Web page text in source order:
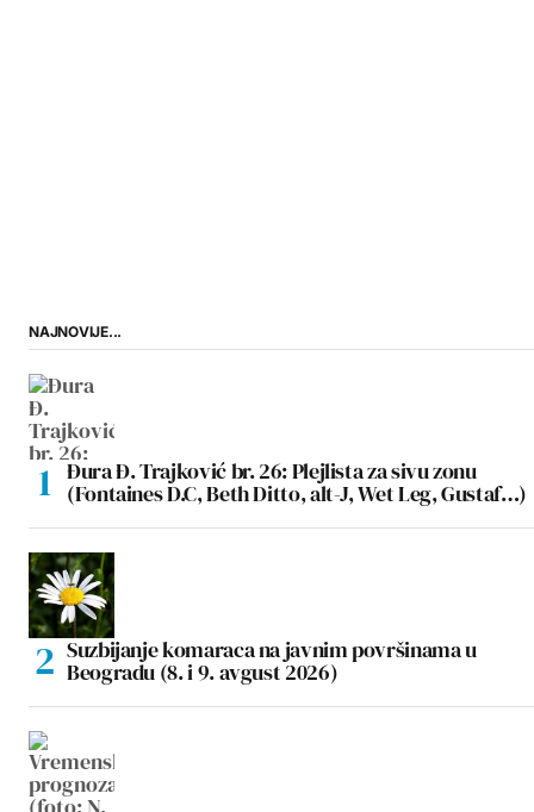
NAJNOVIJE...
Đura Đ. Trajković br. 26: Plejlista za sivu zonu
(Fontaines D.C, Beth Ditto, alt-J, Wet Leg, Gustaf…)
Suzbijanje komaraca na javnim površinama u
Beogradu (8. i 9. avgust 2026)